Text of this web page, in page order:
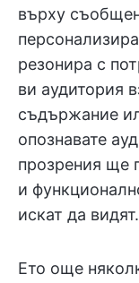
върху
резонира с
ви аудитория
съдържание
опознавате
прозрения ще
и
искат да видят.
Ето още